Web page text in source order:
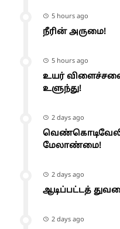
5 hours ago
நீரின் அருமை!
5 hours ago
உயர்
உளுந்து!
2 days ago
வெண்கொடிவேலி
மேலாண்மை!
2 days ago
ஆடிப்பட்டத்
2 days ago